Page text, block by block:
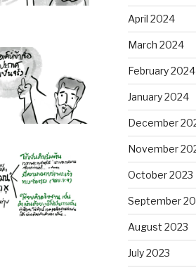
April 2024
March 2024
February 2024
January 2024
December
November
October 2023
September
August 2023
July 2023